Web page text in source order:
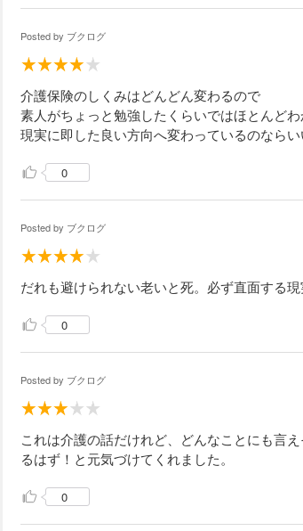
現場の万年人手不足、介護職への
合った恩田百太郎（おんだ・もも
職場を無断欠勤してしまった。「
施設では、現場と施設長がノルマ
新しい施設を目指して、百太郎た
の社会にあたしたち高齢者を受け入
編】。
完結
Posted by ブクログ
介護保険のしくみはどんどん変わるので
素人がちょっと勉強したくらいではほとんど
現実に即した良い方向へ変わっているのなら
0
Posted by ブクログ
だれも避けられない老いと死。必ず直面する
0
Posted by ブクログ
これは介護の話だけれど、どんなことにも言
るはず！と元気づけてくれました。
0